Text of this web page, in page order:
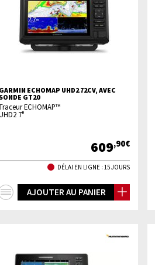
GARMIN ECHOMAP UHD2 72CV, AVEC
SONDE GT20
ECHOMAP™
7"
609,90€
DÉLAI EN LIGNE : 15 JOURS
AJOUTER AU PANIER